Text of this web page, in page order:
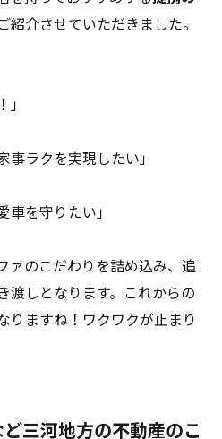
紹介させていただきました。
事ラクを実現したい」
車を守りたい」
ァのこだわりを詰め込み、追
渡しとなります。これからの
りますね！ワクワクが止まり
三河地方の不動産のこ